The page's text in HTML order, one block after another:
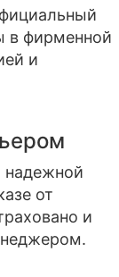
в фирменной
и
надежной
от
и